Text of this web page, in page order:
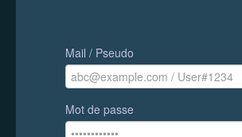
Mail / Pseudo
Mot de passe